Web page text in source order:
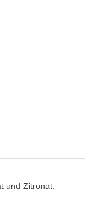
und Zitronat.